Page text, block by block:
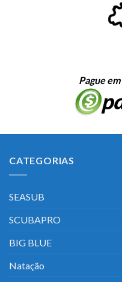
Pague
CATEGORIAS
SEASUB
SCUBAPRO
BIG BLUE
Natação